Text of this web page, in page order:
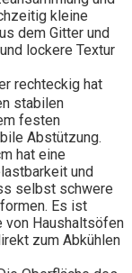
kleine
dem Gitter und
lockere Textur
rechteckig hat
stabilen
festen
Abstützung.
hat eine
und
selbst schwere
Es ist
von Haushaltsöfen
zum Abkühlen